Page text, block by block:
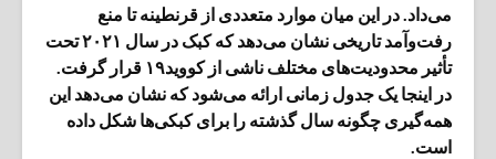
می‌داد. در این میان موارد متعددی از قرنطینه تا منع
رفت‌وآمد تاریخی نشان می‌دهد که کبک در سال ۲۰۲۱ تحت
تأثیر محدودیت‌های مختلف ناشی از کووید۱۹ قرار گرفت.
در اینجا یک جدول زمانی ارائه می‌شود که نشان می‌دهد این
همه‌گیری چگونه سال گذشته را برای کبکی‌ها شکل داده
است.